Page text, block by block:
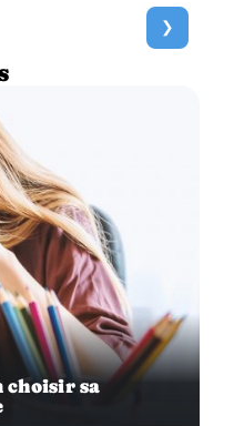
choisir sa